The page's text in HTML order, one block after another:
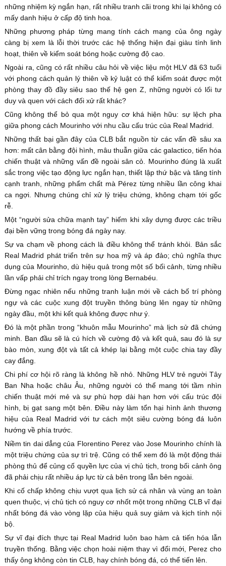
những nhiệm kỳ ngắn hạn, rất nhiều tranh cãi trong khi lại không có
mấy danh hiệu ở cấp độ tinh hoa.
Những phương pháp từng mang tính cách mạng của ông ngày
càng bị xem là lỗi thời trước các hệ thống hiện đại giàu tính linh
hoạt, thiên về kiểm soát bóng hoặc cường độ cao.
Ngoài ra, cũng có rất nhiều câu hỏi về việc liệu một HLV đã 63 tuổi
với phong cách quản lý thiên về kỷ luật có thể kiểm soát được một
phòng thay đồ đầy siêu sao thế hệ gen Z, những người có lối tư
duy và quen với cách đối xử rất khác?
Cũng không thể bỏ qua một nguy cơ khá hiện hữu: sự lệch pha
giữa phong cách Mourinho với nhu cầu cấu trúc của Real Madrid.
Những thất bại gần đây của CLB bắt nguồn từ các vấn đề sâu xa
hơn: mất cân bằng đội hình, mâu thuẫn giữa các galactico, tiến hóa
chiến thuật và những vấn đề ngoài sân cỏ. Mourinho đúng là xuất
sắc trong việc tạo động lực ngắn hạn, thiết lập thứ bậc và tăng tính
cạnh tranh, những phẩm chất mà Pérez từng nhiều lần công khai
ca ngợi. Nhưng chúng chỉ xử lý triệu chứng, không chạm tới gốc
rễ.
Một “người sửa chữa mạnh tay” hiếm khi xây dựng được các triều
đại bền vững trong bóng đá ngày nay.
Sự va chạm về phong cách là điều không thể tránh khỏi. Bản sắc
Real Madrid phát triển trên sự hoa mỹ và áp đảo; chủ nghĩa thực
dụng của Mourinho, dù hiệu quả trong một số bối cảnh, từng nhiều
lần vấp phải chỉ trích ngay trong lòng Bernabéu.
Đừng ngạc nhiên nếu những tranh luận mới về cách bố trí phòng
ngự và các cuộc xung đột truyền thông bùng lên ngay từ những
ngày đầu, một khi kết quả không được như ý.
Đó là một phần trong “khuôn mẫu Mourinho” mà lịch sử đã chứng
minh. Ban đầu sẽ là cú hích về cường độ và kết quả, sau đó là sự
bào mòn, xung đột và tất cả khép lại bằng một cuộc chia tay đầy
cay đắng.
Chi phí cơ hội rõ ràng là không hề nhỏ. Những HLV trẻ người Tây
Ban Nha hoặc châu Âu, những người có thể mang tới tầm nhìn
chiến thuật mới mẻ và sự phù hợp dài hạn hơn với cấu trúc đội
hình, bị gạt sang một bên. Điều này làm tổn hại hình ảnh thương
hiệu của Real Madrid với tư cách một siêu cường bóng đá luôn
hướng về phía trước.
Niềm tin dai dẳng của Florentino Perez vào Jose Mourinho chính là
một triệu chứng của sự trì trệ. Cũng có thể xem đó là một động thái
phòng thủ để củng cố quyền lực của vị chủ tịch, trong bối cảnh ông
đã phải chịu rất nhiều áp lực từ cả bên trong lẫn bên ngoài.
Khi cố chấp không chịu vượt qua lịch sử cá nhân và vùng an toàn
quen thuộc, vị chủ tịch có nguy cơ nhốt một trong những CLB vĩ đại
nhất bóng đá vào vòng lặp của hiệu quả suy giảm và kịch tính nội
bộ.
Sự vĩ đại đích thực tại Real Madrid luôn bao hàm cả tiến hóa lẫn
truyền thống. Bằng việc chọn hoài niệm thay vì đổi mới, Perez cho
thấy ông không còn tin CLB, hay chính bóng đá, có thể tiến lên.